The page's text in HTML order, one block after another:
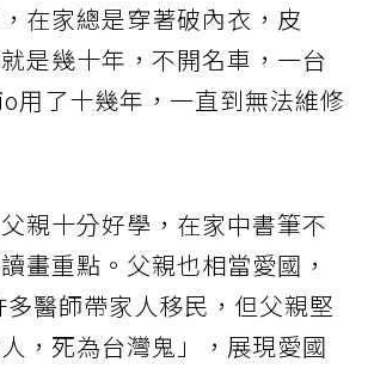
在家總是穿著破內衣，皮
是幾十年，不開名車，一台
用了十幾年，一直到無法維修
親十分好學，在家中書筆不
畫重點。父親也相當愛國，
醫師帶家人移民，但父親堅
，死為台灣鬼」，展現愛國